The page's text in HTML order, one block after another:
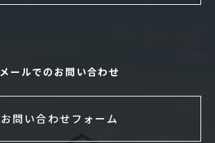
メールでのお問い合わせ
お問い合わせフォーム